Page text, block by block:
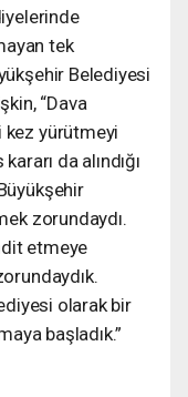
tek
Belediyesi
“Dava
kez yürütmeyi
da alındığı
zorundaydı.
etmeye
olarak bir
başladık.”